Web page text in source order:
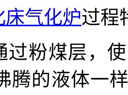
床气化炉过程
过粉煤层，
腾的液体一